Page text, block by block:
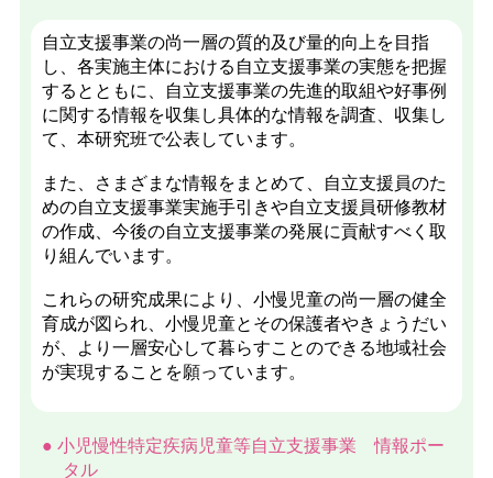
自立支援事業の尚一層の質的及び量的向上を目指
し、各実施主体における自立支援事業の実態を把握
するとともに、自立支援事業の先進的取組や好事例
に関する情報を収集し具体的な情報を調査、収集し
て、本研究班で公表しています。
また、さまざまな情報をまとめて、自立支援員のた
めの自立支援事業実施手引きや自立支援員研修教材
の作成、今後の自立支援事業の発展に貢献すべく取
り組んでいます。
これらの研究成果により、小慢児童の尚一層の健全
育成が図られ、小慢児童とその保護者やきょうだい
が、より一層安心して暮らすことのできる地域社会
が実現することを願っています。
小児慢性特定疾病児童等自立支援事業 情報ポー
タル